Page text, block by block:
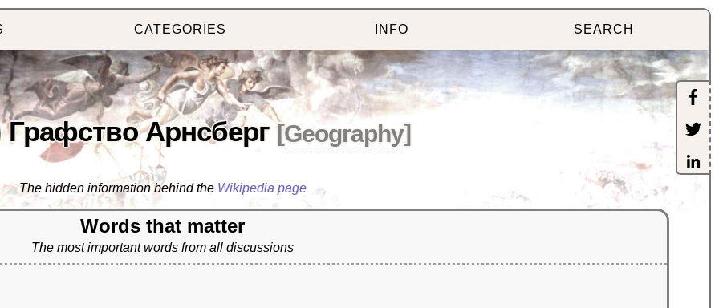
CATEGORIES INFO SEARCH
Графство Арнсберг [Geography]
The hidden information behind the Wikipedia page
Words that matter
The most important words from all discussions